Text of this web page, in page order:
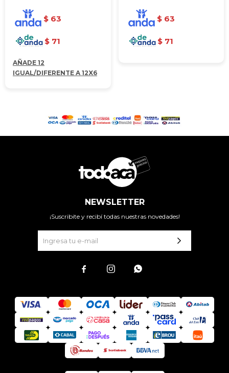
$ 63
$ 71
AÑADE 12
IGUAL/DIFERENTE A 12X6
$ 63
$ 71
NEWSLETTER
¡Suscribite y recibí todas nuestras novedades!
  